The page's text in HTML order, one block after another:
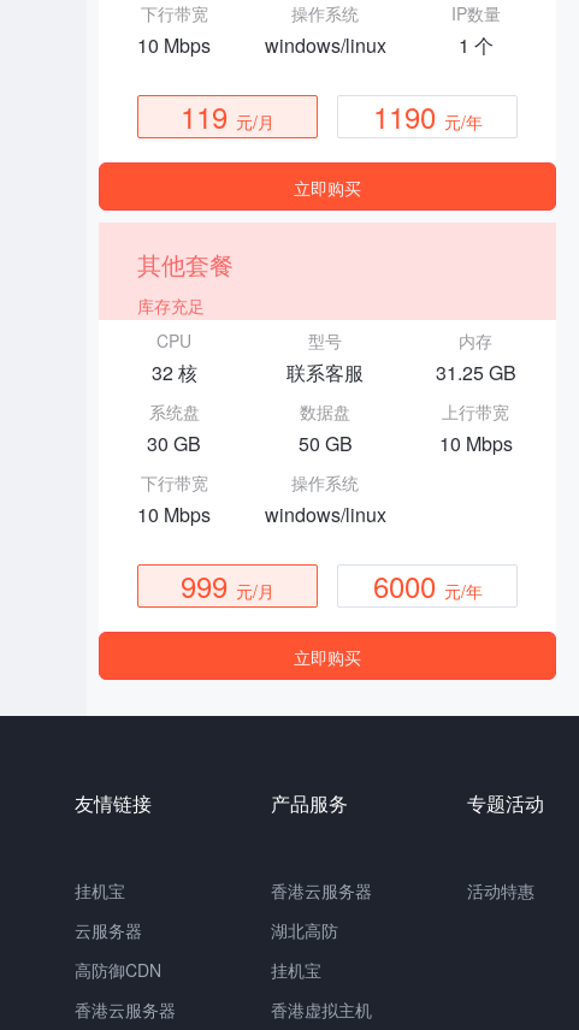
下行带宽
10 Mbps
操作系统
windows/linux
IP数量
1 个
119 元/月 1190 元/年
立即购买
其他套餐
库存充足
CPU
32 核
型号
联系客服
内存
31.25 GB
系统盘
30 GB
数据盘
50 GB
上行带宽
10 Mbps
下行带宽
10 Mbps
操作系统
windows/linux
999 元/月 6000 元/年
立即购买
友情链接
挂机宝
云服务器
高防御CDN
香港云服务器
产品服务
香港云服务器
湖北高防
挂机宝
香港虚拟主机
专题活动
活动特惠